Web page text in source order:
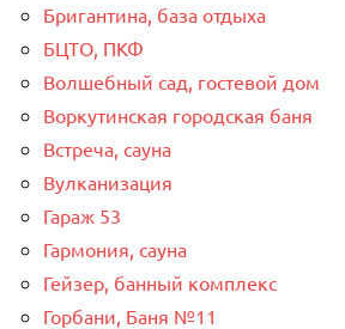
Бригантина, база отдыха
БЦТО, ПКФ
Волшебный сад, гостевой дом
Воркутинская городская баня
Встреча, сауна
Вулканизация
Гараж 53
Гармония, сауна
Гейзер, банный комплекс
Горбани, Баня №11